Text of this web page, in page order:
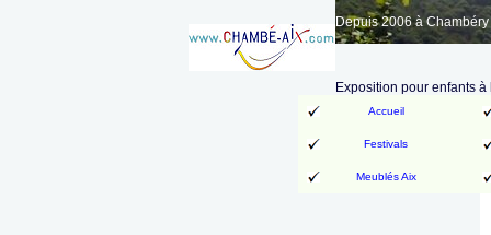
Depuis 2006 à
Exposition pour enfants
Accueil
Festivals
Meublés Aix